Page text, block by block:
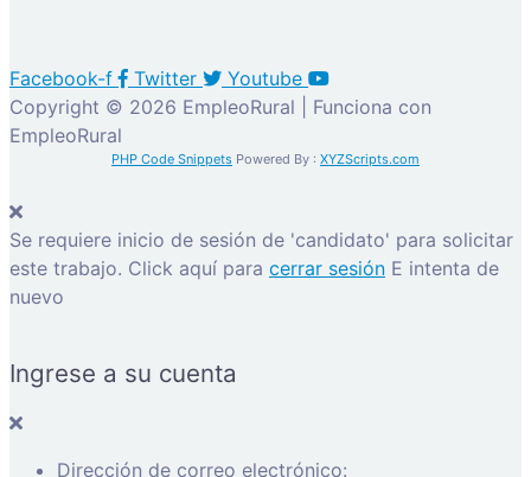
Facebook-f Twitter
Youtube
Copyright © 2026 EmpleoRural | Funciona con
EmpleoRural
PHP Code Snippets Powered By : XYZScripts.com
Se requiere inicio de sesión de 'candidato' para solicitar
este trabajo. Click aquí para cerrar sesión E intenta de
nuevo
Ingrese a su cuenta
Dirección de correo electrónico: